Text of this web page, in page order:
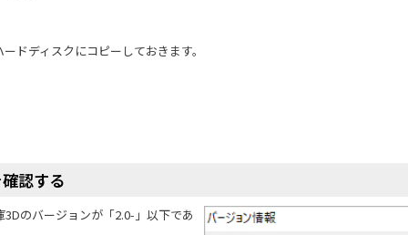
ドディスクにコピーしておきます。
認する
のバージョンが「2.0-」以下であ